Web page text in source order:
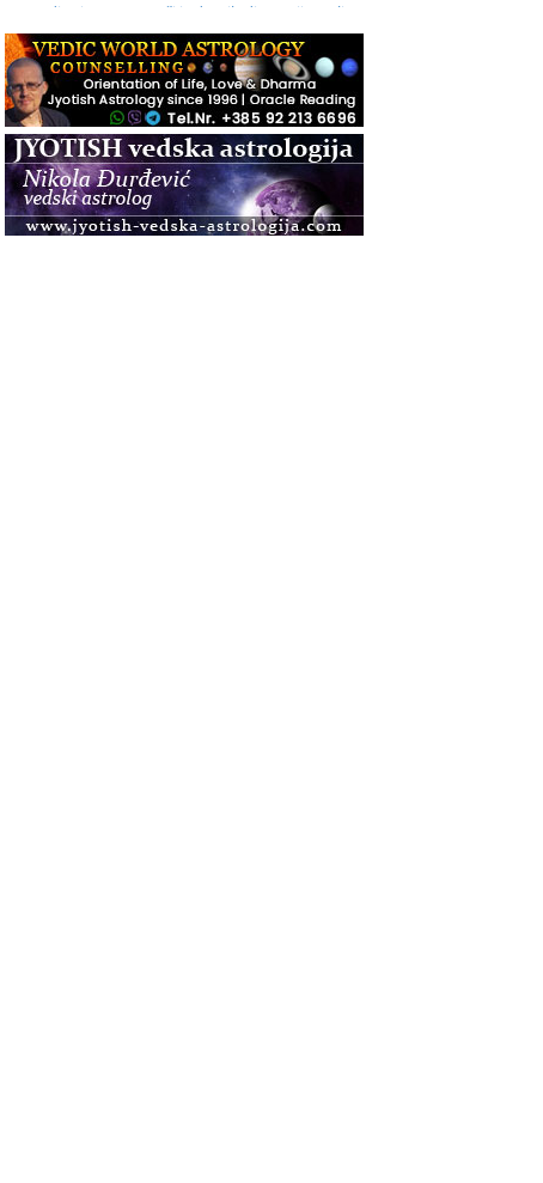
Radionica: Pomagači iz drugih dimenzija Online –
otvoreno za sve
21.08.
Zagreb+Online
Osnovni ThetaHealing® tečaj, Zagreb i Online
22.08.
Zagreb
Osnovna radionica za izscjeljivanje pranom (Basic
Pranic Healing course)
Pula